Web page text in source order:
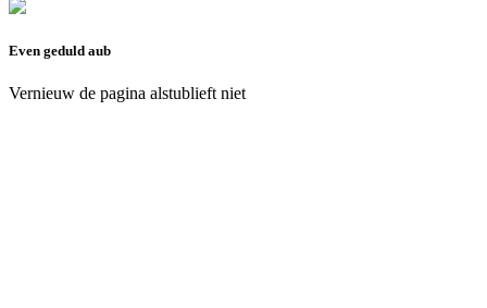
Even geduld aub
Vernieuw de pagina alstublieft niet